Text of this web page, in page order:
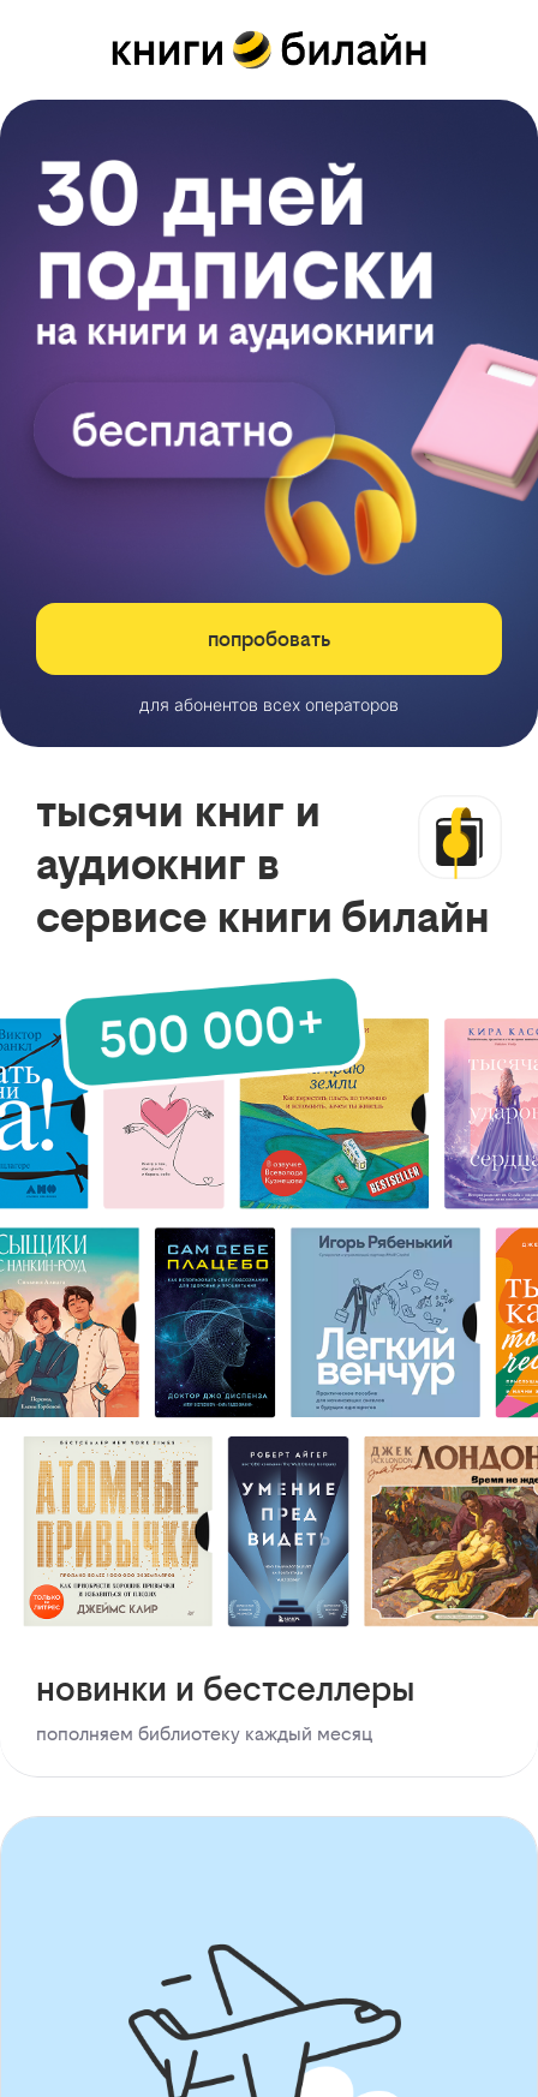
попробовать
для абонентов всех операторов
тысячи книг и
аудиокниг в
сервисе книги билайн
новинки и бестселлеры
пополняем библиотеку каждый месяц